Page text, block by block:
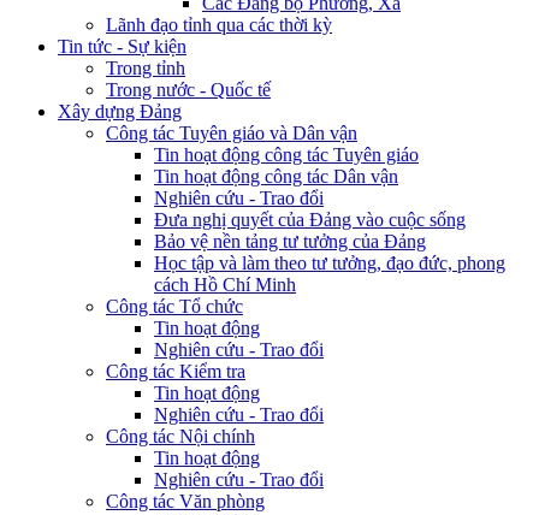
Lãnh đạo tỉnh qua các thời kỳ
Tin tức - Sự kiện
Trong tỉnh
Trong nước - Quốc tế
Xây dựng Đảng
Công tác Tuyên giáo và Dân vận
Tin hoạt động công tác Tuyên giáo
Tin hoạt động công tác Dân vận
Nghiên cứu - Trao đổi
Đưa nghị quyết của Đảng vào cuộc sống
Bảo vệ nền tảng tư tưởng của Đảng
Học tập và làm theo tư tưởng, đạo đức, phong
cách Hồ Chí Minh
Công tác Tổ chức
Tin hoạt động
Nghiên cứu - Trao đổi
Công tác Kiểm tra
Tin hoạt động
Nghiên cứu - Trao đổi
Công tác Nội chính
Tin hoạt động
Nghiên cứu - Trao đổi
Công tác Văn phòng